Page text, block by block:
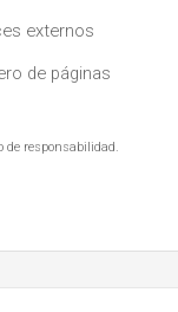
externos
de páginas
de responsabilidad.